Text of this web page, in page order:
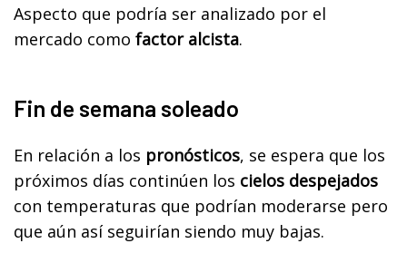
Aspecto que podría ser analizado por el
mercado como factor alcista.
Fin de semana soleado
En relación a los pronósticos, se espera que los
próximos días continúen los cielos despejados
con temperaturas que podrían moderarse pero
que aún así seguirían siendo muy bajas.